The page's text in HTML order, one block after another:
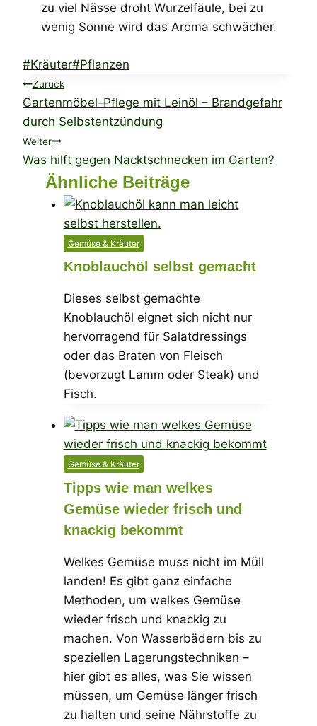
zu viel Nässe droht Wurzelfäule, bei zu
wenig Sonne wird das Aroma schwächer.
Schlagworte:
#Kräuter#Pflanzen
Beitragsnavigation
Zurück
Gartenmöbel-Pflege mit Leinöl – Brandgefahr
durch Selbstentzündung
Weiter
Was hilft gegen Nacktschnecken im Garten?
Ähnliche Beiträge
Gemüse & Kräuter
Knoblauchöl selbst gemacht
Dieses selbst gemachte
Knoblauchöl eignet sich nicht nur
hervorragend für Salatdressings
oder das Braten von Fleisch
(bevorzugt Lamm oder Steak) und
Fisch.
Gemüse & Kräuter
Tipps wie man welkes
Gemüse wieder frisch und
knackig bekommt
Welkes Gemüse muss nicht im Müll
landen! Es gibt ganz einfache
Methoden, um welkes Gemüse
wieder frisch und knackig zu
machen. Von Wasserbädern bis zu
speziellen Lagerungstechniken –
hier gibt es alles, was Sie wissen
müssen, um Gemüse länger frisch
zu halten und seine Nährstoffe zu